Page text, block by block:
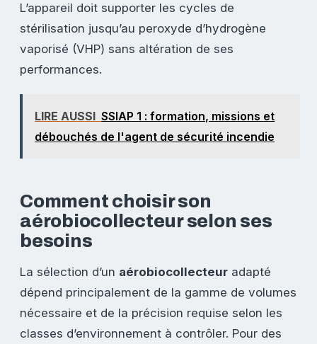
L’appareil doit supporter les cycles de
stérilisation jusqu’au peroxyde d’hydrogène
vaporisé (VHP) sans altération de ses
performances.
LIRE AUSSI SSIAP 1 : formation, missions et
débouchés de l'agent de sécurité incendie
Comment choisir son
aérobiocollecteur selon ses
besoins
La sélection d’un aérobiocollecteur adapté
dépend principalement de la gamme de volumes
nécessaire et de la précision requise selon les
classes d’environnement à contrôler. Pour des